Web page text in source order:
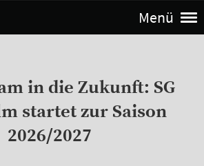
Menü
in die Zukunft: SG
startet zur Saison
2026/2027